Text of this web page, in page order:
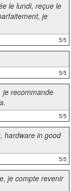
le lundi, reçue le
je
5/5
5/5
je recommande
5/5
hardware in good
5/5
je compte revenir